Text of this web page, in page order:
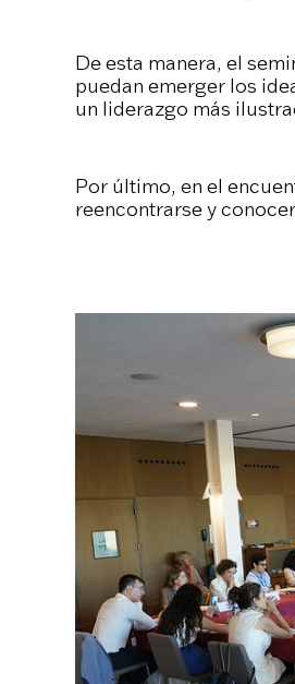
De esta manera, el
puedan emerger los
un liderazgo más
Por último, en el
reencontrarse y